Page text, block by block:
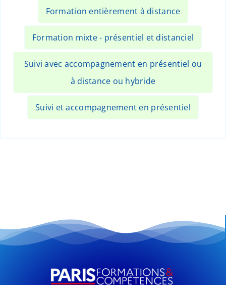
Formation entièrement à distance
Formation mixte - présentiel et distanciel
Suivi avec accompagnement en présentiel ou
à distance ou hybride
Suivi et accompagnement en présentiel